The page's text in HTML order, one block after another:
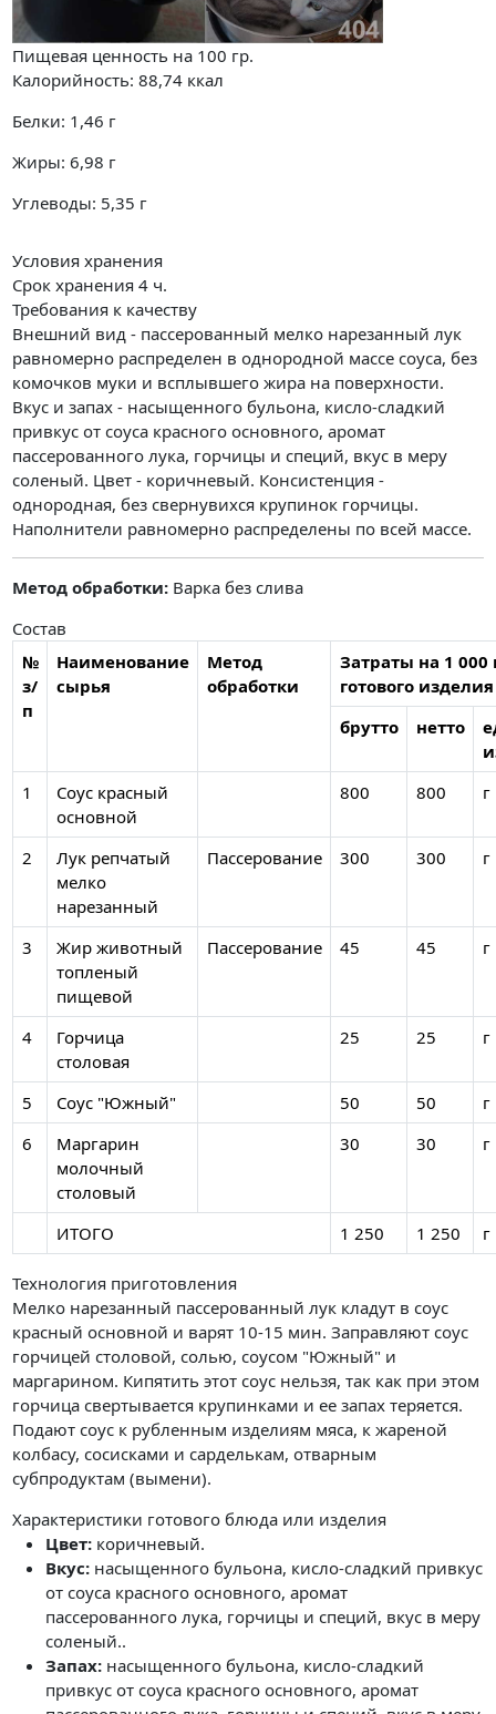
Пищевая ценность на 100 гр.
Калорийность: 88,74 ккал
Белки: 1,46 г
Жиры: 6,98 г
Углеводы: 5,35 г
Условия хранения
Срок хранения 4 ч.
Требования к качеству
Внешний вид - пассерованный мелко нарезанный лук
равномерно распределен в однородной массе соуса, без
комочков муки и всплывшего жира на поверхности.
Вкус и запах - насыщенного бульона, кисло-сладкий
привкус от соуса красного основного, аромат
пассерованного лука, горчицы и специй, вкус в меру
соленый. Цвет - коричневый. Консистенция -
однородная, без свернувихся крупинок горчицы.
Наполнители равномерно распределены по всей массе.
Метод обработки: Варка без слива
Состав
№
з/
п
Наименование
сырья
Метод
обработки
Затраты на 1 000
готового изделия
брутто
нетто
1
Соус красный
основной
800 800 г
2
Лук репчатый
мелко
нарезанный
Пассерование 300 300 г
3
Жир животный
топленый
пищевой
Пассерование 45 45 г
4
Горчица
столовая
25 25 г
5 Соус "Южный" 50 50
г
6
Маргарин
молочный
столовый
30 30 г
ИТОГО 1 250 1 250 г
Технология приготовления
Мелко нарезанный пассерованный лук кладут в соус
красный основной и варят 10-15 мин. Заправляют соус
горчицей столовой, солью, соусом "Южный" и
маргарином. Кипятить этот соус нельзя, так как при этом
горчица свертывается крупинками и ее запах теряется.
Подают соус к рубленным изделиям мяса, к жареной
колбасу, сосисками и сарделькам, отварным
субпродуктам (вымени).
Характеристики готового блюда или изделия
Цвет: коричневый.
Вкус: насыщенного бульона, кисло-сладкий привкус
от соуса красного основного, аромат
пассерованного лука, горчицы и специй, вкус в меру
соленый..
Запах: насыщенного бульона, кисло-сладкий
привкус от соуса красного основного, аромат